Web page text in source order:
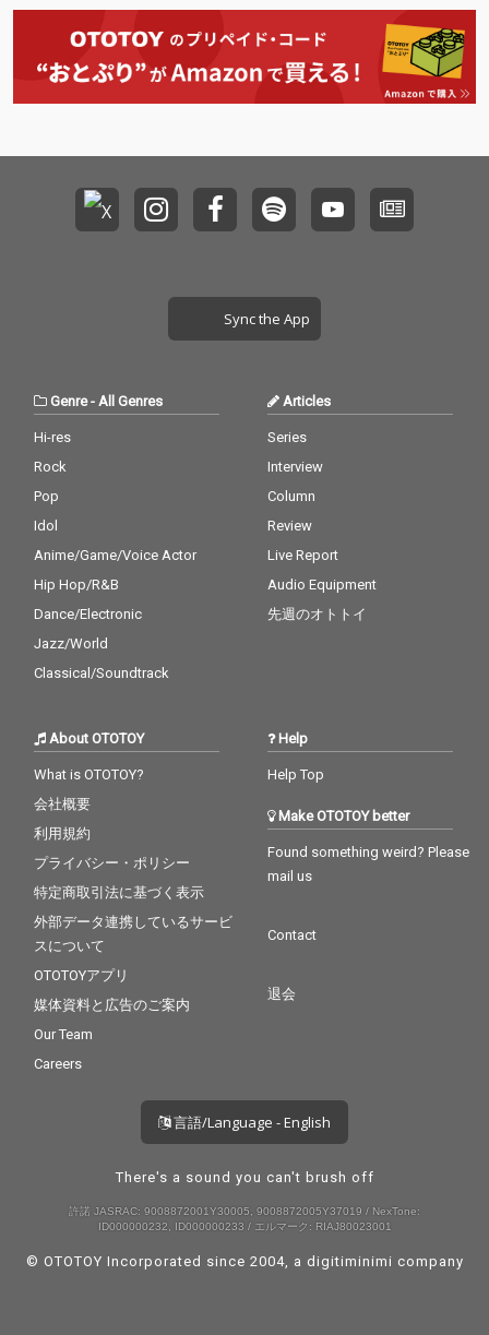
Sync the App
Genre-All Genres
Hi-res
Rock
Pop
Idol
Anime/Game/Voice Actor
Hip Hop/R&B
Dance/Electronic
Jazz/World
Classical/Soundtrack
Articles
Series
Interview
Column
Review
Live Report
Audio Equipment
先週のオトトイ
About OTOTOY
What is OTOTOY?
会社概要
利用規約
プライバシー・ポリシー
特定商取引法に基づく表示
外部データ連携しているサービ
スについて
OTOTOYアプリ
媒体資料と広告のご案内
Our Team
Careers
Help
Help Top
Make OTOTOY better
Found something weird? Please
mail us
Contact
退会
言語/Language - English
There's a sound you can't brush off
許諾 JASRAC: 9008872001Y30005, 9008872005Y37019 / NexTone:
ID000000232, ID000000233 / エルマーク: RIAJ80023001
© OTOTOY Incorporated since 2004, a digitiminimi company